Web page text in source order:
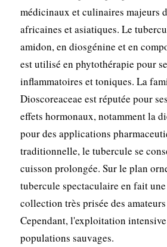
médicinaux et culinaires majeurs
africaines et asiatiques. Le
amidon, en diosgénine et en
est utilisé en phytothérapie pour
inflammatoires et toniques. La
Dioscoreaceae est réputée pour
effets hormonaux, notamment la
pour des applications
traditionnelle, le tubercule se
cuisson prolongée. Sur le plan
tubercule spectaculaire en fait
collection très prisée des
Cependant, l'exploitation
populations sauvages.